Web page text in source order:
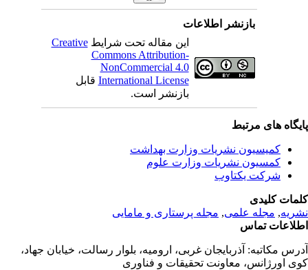
بازنشر اطلاعات
این مقاله تحت شرایطCreative
Commons Attribution-
NonCommercial 4.0
International Licenseقابل
بازنشر است.
های مرتبط
کمیسیون نشریات وزارت بهداشت
کمسیون نشریات وزارت علوم
شرکت یکتاوب
کلیدی
,مجله علمی, مجله پرستاری و مامایی
تماس
مکاتبه:آذربایجان غربی، ارومیه، بلوار رسالت، خیابان جهاد،
اورژانس، معاونت تحقیقات و فناوری